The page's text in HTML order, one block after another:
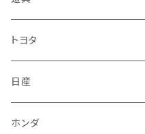
レクサス
アウディ
BMW
スバル
レクサス
アウディ
マツダ
ミツビシ
ダイハツ
バンパー
フェンダー
サイドミラー
スズキ
カワサキ
ハーレーダビッドソン
マフラー
サイレンサー
外装
シートカバー
燃料タンクキャップ
ハンドル系
ハンドル
ブレーキ
トヨタ
フロアマット
室内アクセサリー
日産
フロアマット
ホンダ